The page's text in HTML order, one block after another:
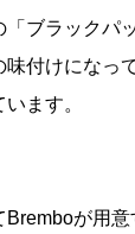
「ブラックパ
味付けになっ
ます。
Bremboが用